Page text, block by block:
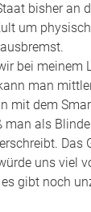
bisher an
um
bei meinem
man
mit dem
man als
Das
uns viel
gibt noch